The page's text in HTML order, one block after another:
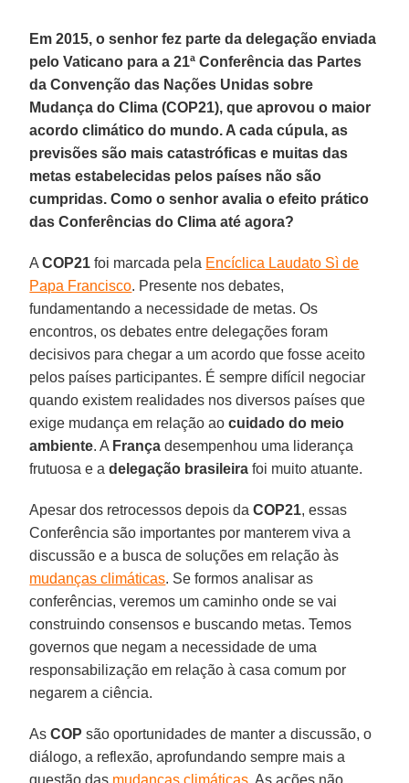
Em 2015, o senhor fez parte da delegação enviada
pelo Vaticano para a 21ª Conferência das Partes
da Convenção das Nações Unidas sobre
Mudança do Clima (COP21), que aprovou o maior
acordo climático do mundo. A cada cúpula, as
previsões são mais catastróficas e muitas das
metas estabelecidas pelos países não são
cumpridas. Como o senhor avalia o efeito prático
das Conferências do Clima até agora?
ACOP21 foi marcada pela Encíclica Laudato Sì de
Papa Francisco. Presente nos debates,
fundamentando a necessidade de metas. Os
encontros, os debates entre delegações foram
decisivos para chegar a um acordo que fosse aceito
pelos países participantes. É sempre difícil negociar
quando existem realidades nos diversos países que
exige mudança em relação aocuidado do meio
ambiente. A França desempenhou uma liderança
frutuosa e adelegação brasileira foi muito atuante.
Apesar dos retrocessos depois daCOP21, essas
Conferência são importantes por manterem viva a
discussão e a busca de soluções em relação às
mudanças climáticas. Se formos analisar as
conferências, veremos um caminho onde se vai
construindo consensos e buscando metas. Temos
governos que negam a necessidade de uma
responsabilização em relação à casa comum por
negarem a ciência.
AsCOP são oportunidades de manter a discussão, o
diálogo, a reflexão, aprofundando sempre mais a
questão das mudanças climáticas . As ações não